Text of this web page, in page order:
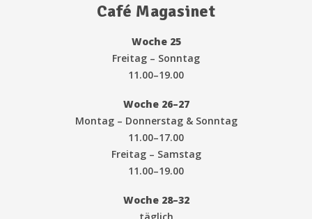
Café Magasinet
Woche 25
Freitag – Sonntag
11.00–19.00
Woche 26–27
Montag – Donnerstag & Sonntag
11.00–17.00
Freitag – Samstag
11.00–19.00
Woche 28–32